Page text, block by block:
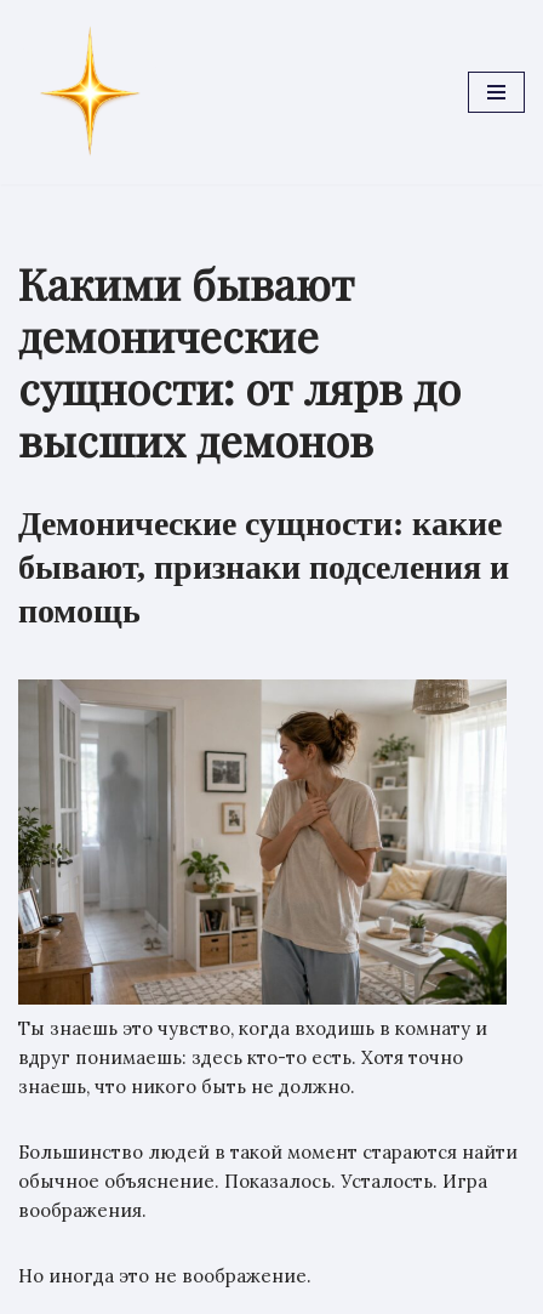
Перейти
содержимому
Какими бывают
демонические
сущности: от лярв до
высших демонов
Демонические сущности: какие
бывают, признаки подселения и
помощь
Ты знаешь это чувство, когда входишь в комнату и
вдруг понимаешь: здесь кто-то есть. Хотя точно
знаешь, что никого быть не должно.
Большинство людей в такой момент стараются найти
обычное объяснение. Показалось. Усталость. Игра
воображения.
Но иногда это не воображение.